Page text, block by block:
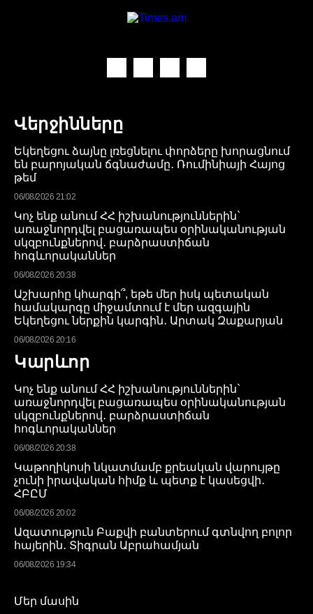
Վերջինները
Եկեղեցու ձայնը լռեցնելու փորձերը խորացնում
են բարոյական ճգնաժամը․ Ռումինիայի Հայոց
թեմ
06/08/2026 21:02
Կոչ ենք անում ՀՀ իշխանություններին`
առաջնորդվել բացառապես օրինականության
սկզբունքներով․ բարձրաստիճան
հոգևորականներ
06/08/2026 20:38
Աշխարհը կհարգի՞, եթե մեր իսկ պետական
համակարգը միջամտում է մեր ազգային
Եկեղեցու ներքին կարգին․ Արտակ Զաքարյան
06/08/2026 20:16
Կարևոր
Կոչ ենք անում ՀՀ իշխանություններին`
առաջնորդվել բացառապես օրինականության
սկզբունքներով․ բարձրաստիճան
հոգևորականներ
06/08/2026 20:38
Կաթողիկոսի նկատմամբ քրեական վարույթը
չունի իրավական հիմք և պետք է կասեցվի․
ՀԲԸՄ
06/08/2026 20:02
Ազատություն Բաքվի բանտերում գտնվող բոլոր
հայերին․ Տիգրան Աբրահամյան
06/08/2026 19:34
Մեր մասին